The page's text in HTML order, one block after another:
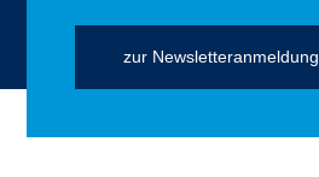
zur Newsletteranmeldung